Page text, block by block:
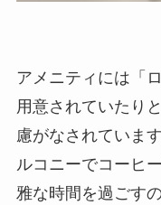
アメニティには「
用意されていたり
慮がなされていま
ルコニーでコーヒ
雅な時間を過ごす